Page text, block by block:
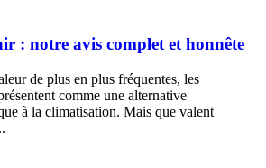
: notre avis complet et honnête
de plus en plus fréquentes, les
comme une alternative
à la climatisation. Mais que valent